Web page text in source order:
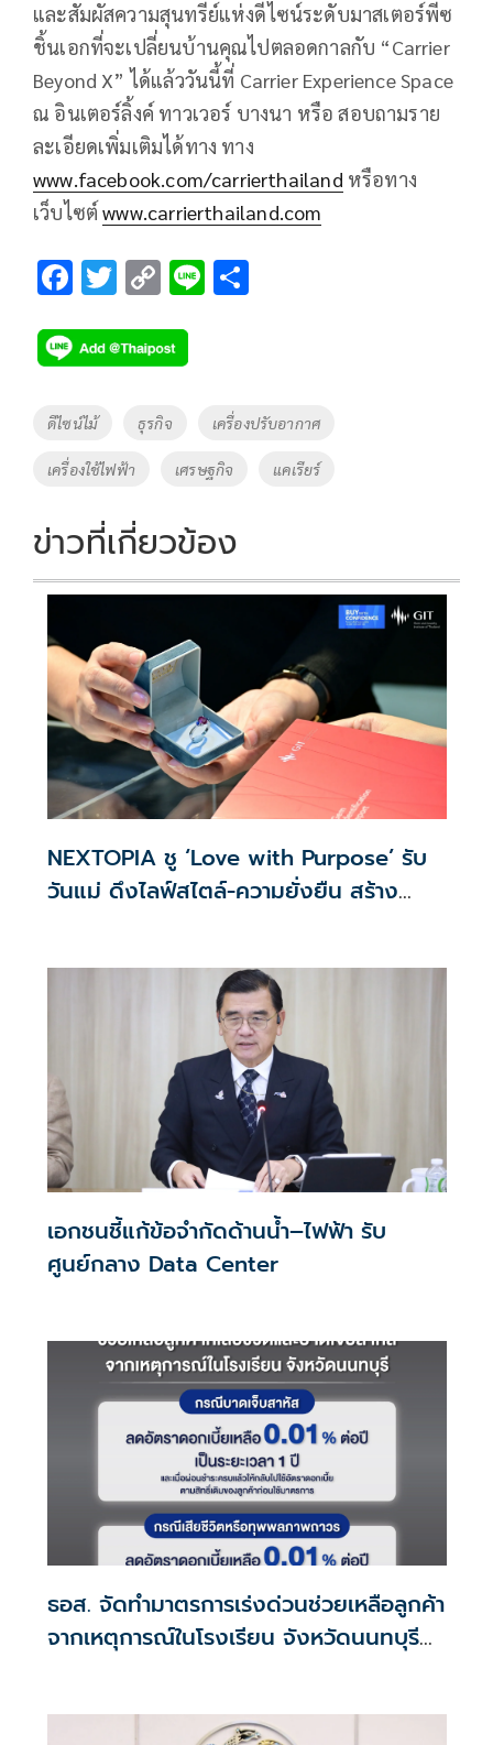
และสัมผัสความสุนทรีย์แห่งดีไซน์ระดับมาสเตอร์พีซ
ชิ้นเอกที่จะเปลี่ยนบ้านคุณไปตลอดกาลกับ “Carrier
Beyond X” ได้แล้ววันนี้ที่ Carrier Experience Space
ณ อินเตอร์ลิ้งค์ ทาวเวอร์ บางนา หรือ สอบถามราย
ละเอียดเพิ่มเติมได้ทาง ทาง
www.facebook.com/carrierthailand หรือทาง
เว็บไซต์www.carrierthailand.com
F
e
b
o
o
k
T
tt
er
C
p
y
Li
k
Li
Tags
ดีไซน์ไม้ ธุรกิจ เครื่องปรับอากาศ
เครื่องใช้ไฟฟ้า เศรษฐกิจ แคเรียร์
ข่าวที่เกี่ยวข้อง
NEXTOPIA ชู ‘Love with Purpose’ รับ
วันแม่ ดึงไลฟ์สไตล์-ความยั่งยืน สร้าง
เอกชนชี้แก้ข้อจำกัดด้านน้ำ–ไฟฟ้า รับ
ศูนย์กลาง Data Center
ธอส. จัดทำมาตรการเร่งด่วนช่วยเหลือลูกค้า
จากเหตุการณ์ในโรงเรียน จังหวัดนนทบุรี